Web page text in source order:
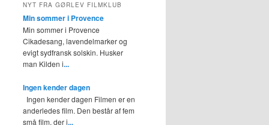
NYT FRA GØRLEV FILMKLUB
Min sommer i Provence
Min sommer i Provence
Cikadesang, lavendelmarker og
evigt sydfransk solskin. Husker
man Kilden i...
Ingen kender dagen
Ingen kender dagen Filmen er en
anderledes film. Den består af fem
små film, der i...